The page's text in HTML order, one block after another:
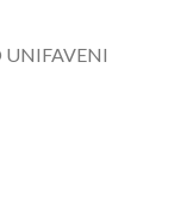
UNIFAVENI